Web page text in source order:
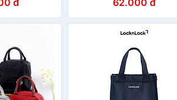
đ
thấm nước [TÚI GIỮ NHIỆT
CÁ]
62.000 đ